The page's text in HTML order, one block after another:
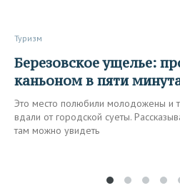
Туризм
Березовское ущелье: прогулка над
каньоном в пяти
Это место полюбили молодожены и
вдали от городской суеты.
там можно увидеть